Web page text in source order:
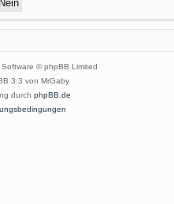
© phpBB Limited
3.3 von MrGaby
durch phpBB.de